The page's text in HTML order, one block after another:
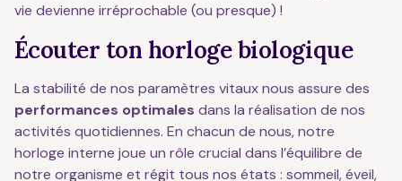
vie devienne irréprochable (ou presque) !
Écouter ton horloge biologique
La stabilité de nos paramètres vitaux nous assure des
performances optimales dans la réalisation de nos
activités quotidiennes. En chacun de nous, notre
horloge interne joue un rôle crucial dans l’équilibre de
notre organisme et régit tous nos états : sommeil, éveil,